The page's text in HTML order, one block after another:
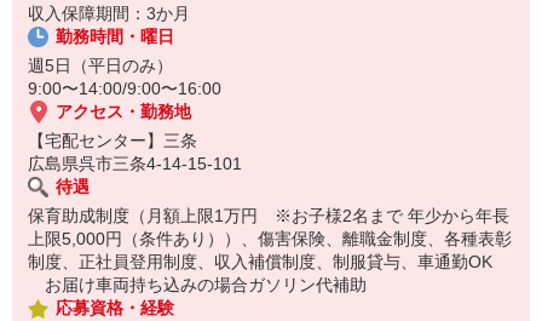
収入保障期間：3か月
勤務時間・曜日
週5日（平日のみ）
9:00〜14:00/9:00〜16:00
アクセス・勤務地
【宅配センター】三条
広島県呉市三条4-14-15-101
待遇
保育助成制度（月額上限1万円 ※お子様2名まで 年少から年長
上限5,000円（条件あり））、傷害保険、離職金制度、各種表彰
制度、正社員登用制度、収入補償制度、制服貸与、車通勤OK
お届け車両持ち込みの場合ガソリン代補助
応募資格・経験